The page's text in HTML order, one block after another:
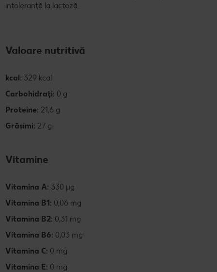
intoleranță la lactoză.
Valoare nutritivă
kcal: 329 kcal
Carbohidrați: 0 g
Proteine: 21,6 g
Grăsimi: 27 g
Vitamine
Vitamina A: 330 µg
Vitamina B1: 0,06 mg
Vitamina B2: 0,31 mg
Vitamina B6: 0,03 mg
Vitamina C: 0 mg
Vitamina E: 0 mg